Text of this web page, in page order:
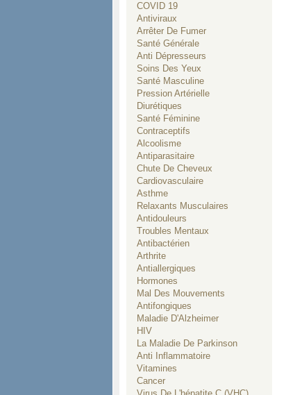
COVID 19
Antiviraux
Arrêter De Fumer
Santé Générale
Anti Dépresseurs
Soins Des Yeux
Santé Masculine
Pression Artérielle
Diurétiques
Santé Féminine
Contraceptifs
Alcoolisme
Antiparasitaire
Chute De Cheveux
Cardiovasculaire
Asthme
Relaxants Musculaires
Antidouleurs
Troubles Mentaux
Antibactérien
Arthrite
Antiallergiques
Hormones
Mal Des Mouvements
Antifongiques
Maladie D'Alzheimer
HIV
La Maladie De Parkinson
Anti Inflammatoire
Vitamines
Cancer